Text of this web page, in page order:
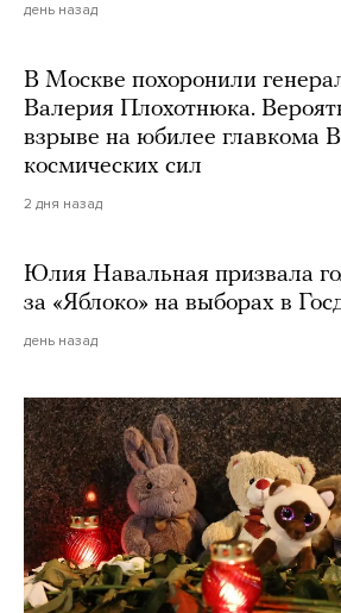
день назад
В Москве похоронили
Валерия Плохотнюка.
взрыве на юбилее главкома
космических сил
2 дня назад
Юлия Навальная призвала
за «Яблоко» на выборах в
день назад